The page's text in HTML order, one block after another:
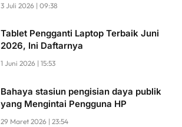
3 Juli 2026 | 09:38
Tablet Pengganti Laptop Terbaik Juni
2026, Ini Daftarnya
1 Juni 2026 | 15:53
Bahaya stasiun pengisian daya publik
yang Mengintai Pengguna HP
29 Maret 2026 | 23:54